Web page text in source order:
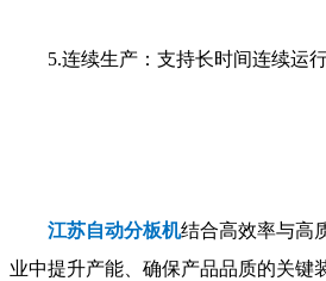
5.连续生产：支持长时间连续运
江苏自动分板机结合高效率与高
业中提升产能、确保产品品质的关键